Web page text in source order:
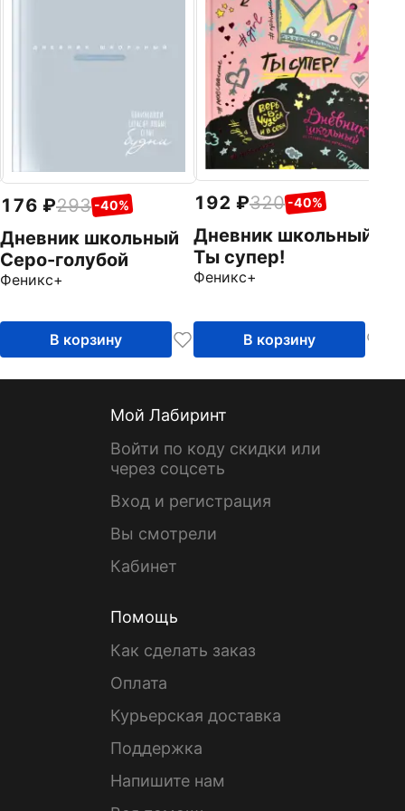
176 293 -40%
Дневник школьный
Серо-голубой
Феникс+
В корзину
192 320 -40%
Дневник школьный
Ты супер!
Феникс+
В корзину
Мой Лабиринт
Войти по коду скидки или
через соцсеть
Вход и регистрация
Вы смотрели
Кабинет
Помощь
Как сделать заказ
Оплата
Курьерская доставка
Поддержка
Напишите нам